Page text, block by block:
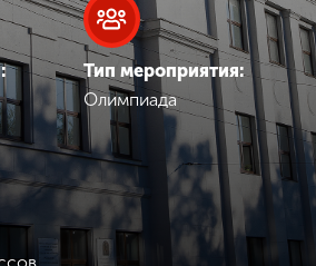
Тип мероприятия:
Олимпиада